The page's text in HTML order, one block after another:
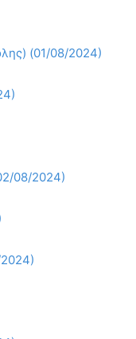
(01/08/2024)
08/2024)